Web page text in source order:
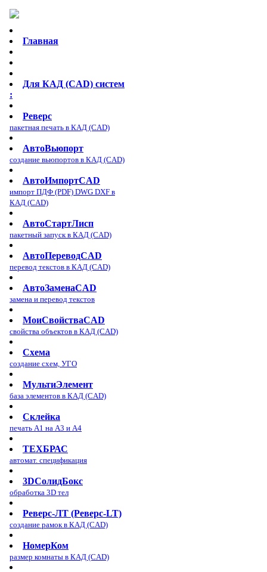
Главная
Для КАД (CAD) систем
:
Реверс
пакетная печать в КАД (CAD)
АвтоВьюпорт
создание вьюпортов в КАД (CAD)
АвтоИмпортCAD
импорт ПДФ (PDF) DWG DXF в
КАД (CAD)
АвтоСтартЛисп
пакетный запуск в КАД (CAD)
АвтоПереводCAD
перевод текстов в КАД (CAD)
АвтоЗаменаCAD
замена и перевод текстов
МоиСвойстваCAD
свойства объектов в КАД (CAD)
Схема
создание схем, УГО
МультиЭлемент
база элементов в КАД (CAD)
Склейка
печать А1 на А3 и А4
ТЕХБРАС
автомат. спецификация
3DСолидБокс
обработка 3D тел
Реверс-ЛТ (Реверс-LT)
создание рамок в КАД (CAD)
НомерКом
размер комнаты в КАД (CAD)